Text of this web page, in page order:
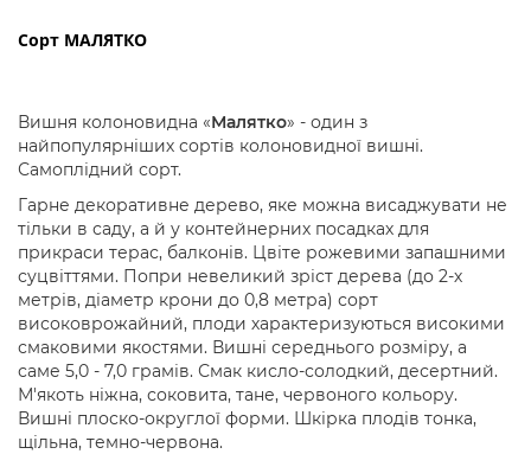
Сорт МАЛЯТКО
Вишня колоновидна «Малятко» - один з
найпопулярніших сортів колоновидної вишні.
Самоплідний сорт.
Гарне декоративне дерево, яке можна висаджувати не
тільки в саду, а й у контейнерних посадках для
прикраси терас, балконів. Цвіте рожевими запашними
суцвіттями. Попри невеликий зріст дерева (до 2-х
метрів, діаметр крони до 0,8 метра) сорт
високоврожайний, плоди характеризуються високими
смаковими якостями. Вишні середнього розміру, а
саме 5,0 - 7,0 грамів. Смак кисло-солодкий, десертний.
М'якоть ніжна, соковита, тане, червоного кольору.
Вишні плоско-округлої форми. Шкірка плодів тонка,
щільна, темно-червона.